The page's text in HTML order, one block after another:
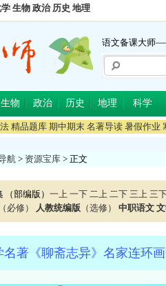
生物 政治 历史 地理
语文备课大师
生物 政治 历史 地理 科学
精品题库 期中期末 名著导读 暑假作业
航 > 资源宝库 > 正文
（部编版） 一上 一下 二上 二下 三上 三
（必修） 人教统编版 （选修） 中职语文
名著《聊斋志异》名家连环